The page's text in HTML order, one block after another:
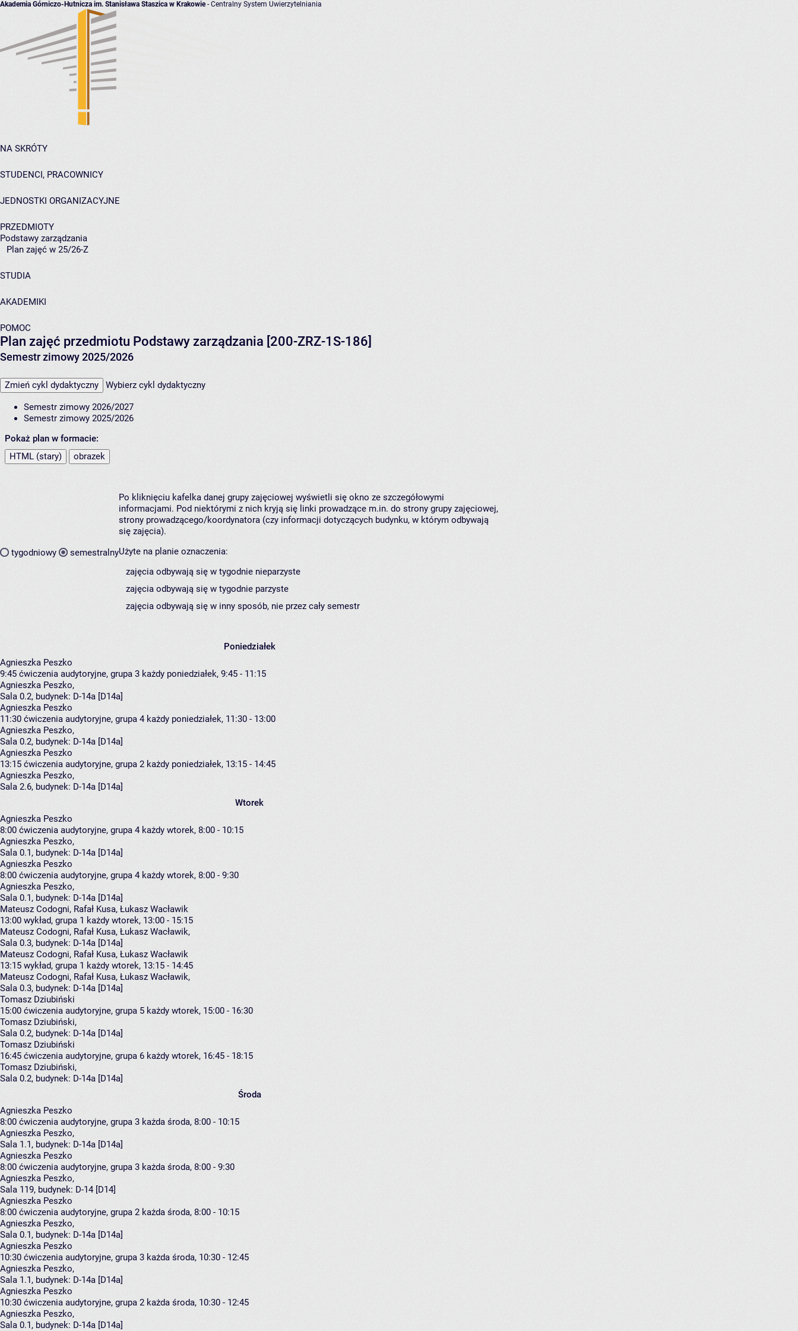
Akademia Górniczo-Hutnicza im. Stanisława Staszica w Krakowie- Centralny System Uwierzytelniania
NA SKRÓTY
STUDENCI, PRACOWNICY
JEDNOSTKI ORGANIZACYJNE
PRZEDMIOTY
Podstawy zarządzania
Plan zajęć w 25/26-Z
STUDIA
AKADEMIKI
POMOC
Plan zajęć przedmiotu Podstawy zarządzania [200-ZRZ-1S-186]
Semestr zimowy 2025/2026
Zmień cykl dydaktyczny Wybierz cykl dydaktyczny
Semestr zimowy 2026/2027
Semestr zimowy 2025/2026
Pokaż plan w formacie:
HTML (stary)
obrazek
tygodniowy semestralny
Po kliknięciu kafelka danej grupy zajęciowej wyświetli się okno ze szczegółowymi
informacjami. Pod niektórymi z nich kryją się linki prowadzące m.in. do strony grupy zajęciowej,
strony prowadzącego/koordynatora (czy informacji dotyczących budynku, w którym odbywają
się zajęcia).
Użyte na planie oznaczenia:
zajęcia odbywają się w tygodnie nieparzyste
zajęcia odbywają się w tygodnie parzyste
zajęcia odbywają się w inny sposób, nie przez cały semestr
Poniedziałek
Agnieszka Peszko
9:45 ćwiczenia audytoryjne, grupa 3 każdy poniedziałek, 9:45 - 11:15
Agnieszka Peszko,
Sala 0.2, budynek: D-14a [D14a]
Agnieszka Peszko
11:30 ćwiczenia audytoryjne, grupa 4 każdy poniedziałek, 11:30 - 13:00
Agnieszka Peszko,
Sala 0.2, budynek: D-14a [D14a]
Agnieszka Peszko
13:15 ćwiczenia audytoryjne, grupa 2 każdy poniedziałek, 13:15 - 14:45
Agnieszka Peszko,
Sala 2.6, budynek: D-14a [D14a]
Wtorek
Agnieszka Peszko
8:00 ćwiczenia audytoryjne, grupa 4 każdy wtorek, 8:00 - 10:15
Agnieszka Peszko,
Sala 0.1, budynek: D-14a [D14a]
Agnieszka Peszko
8:00 ćwiczenia audytoryjne, grupa 4 każdy wtorek, 8:00 - 9:30
Agnieszka Peszko,
Sala 0.1, budynek: D-14a [D14a]
Mateusz Codogni, Rafał Kusa, Łukasz Wacławik
13:00 wykład, grupa 1 każdy wtorek, 13:00 - 15:15
Mateusz Codogni, Rafał Kusa, Łukasz Wacławik,
Sala 0.3, budynek: D-14a [D14a]
Mateusz Codogni, Rafał Kusa, Łukasz Wacławik
13:15 wykład, grupa 1 każdy wtorek, 13:15 - 14:45
Mateusz Codogni, Rafał Kusa, Łukasz Wacławik,
Sala 0.3, budynek: D-14a [D14a]
Tomasz Dziubiński
15:00 ćwiczenia audytoryjne, grupa 5 każdy wtorek, 15:00 - 16:30
Tomasz Dziubiński,
Sala 0.2, budynek: D-14a [D14a]
Tomasz Dziubiński
16:45 ćwiczenia audytoryjne, grupa 6 każdy wtorek, 16:45 - 18:15
Tomasz Dziubiński,
Sala 0.2, budynek: D-14a [D14a]
Środa
Agnieszka Peszko
8:00 ćwiczenia audytoryjne, grupa 3 każda środa, 8:00 - 10:15
Agnieszka Peszko,
Sala 1.1, budynek: D-14a [D14a]
Agnieszka Peszko
8:00 ćwiczenia audytoryjne, grupa 3 każda środa, 8:00 - 9:30
Agnieszka Peszko,
Sala 119, budynek: D-14 [D14]
Agnieszka Peszko
8:00 ćwiczenia audytoryjne, grupa 2 każda środa, 8:00 - 10:15
Agnieszka Peszko,
Sala 0.1, budynek: D-14a [D14a]
Agnieszka Peszko
10:30 ćwiczenia audytoryjne, grupa 3 każda środa, 10:30 - 12:45
Agnieszka Peszko,
Sala 1.1, budynek: D-14a [D14a]
Agnieszka Peszko
10:30 ćwiczenia audytoryjne, grupa 2 każda środa, 10:30 - 12:45
Agnieszka Peszko,
Sala 0.1, budynek: D-14a [D14a]